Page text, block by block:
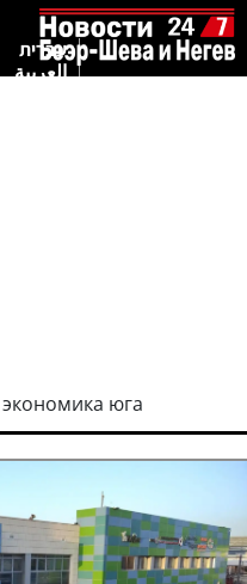
עברית
العربية
юга